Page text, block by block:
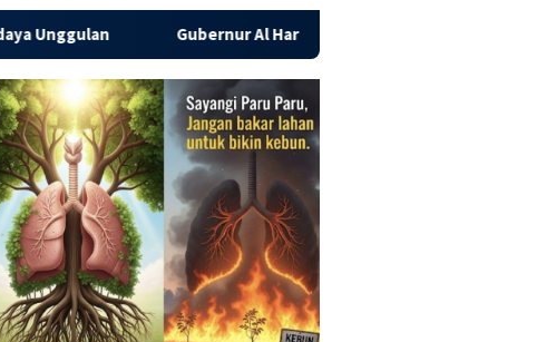
Gubernur Al Haris Hadiri Panen Raya TNI di Desa Kota Baru